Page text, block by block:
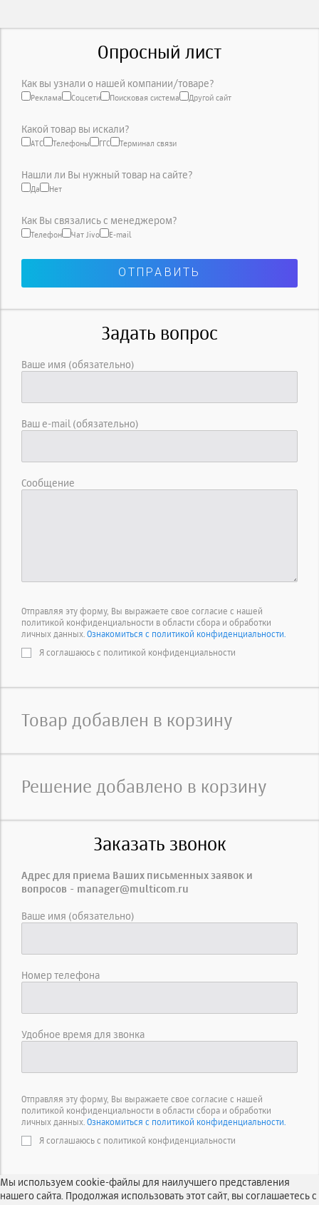
Опросный лист
Как вы узнали о нашей компании/товаре?
Реклама Соцсети Поисковая система Другой сайт
Какой товар вы искали?
АТС Телефоны ГГС Терминал связи
Нашли ли Вы нужный товар на сайте?
Да Нет
Как Вы связались с менеджером?
Телефон Чат Jivo E-mail
Задать вопрос
Ваше имя (обязательно)
Ваш e-mail (обязательно)
Сообщение
Отправляя эту форму, Вы выражаете свое согласие с нашей
политикой конфиденциальности в области сбора и обработки
личных данных. Ознакомиться с политикой конфиденциальности.
Я соглашаюсь с политикой конфиденциальности
Товар добавлен в корзину
Решение добавлено в корзину
Заказать звонок
Адрес для приема Ваших письменных заявок и
вопросов - manager@multicom.ru
Ваше имя (обязательно)
Номер телефона
Удобное время для звонка
Отправляя эту форму, Вы выражаете свое согласие с нашей
политикой конфиденциальности в области сбора и обработки
личных данных. Ознакомиться с политикой конфиденциальности.
Я соглашаюсь с политикой конфиденциальности
Мы используем cookie-файлы для наилучшего представления
нашего сайта. Продолжая использовать этот сайт, вы соглашаетесь с